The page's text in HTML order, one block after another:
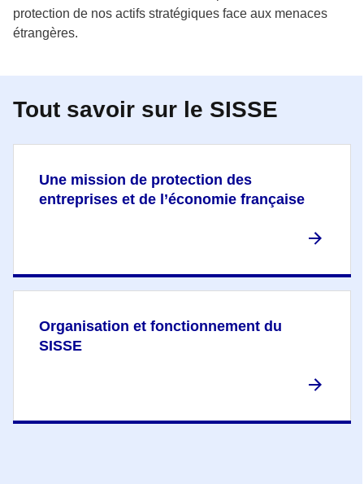
protection de nos actifs stratégiques face aux menaces
étrangères.
Tout savoir sur le SISSE
Une mission de protection des
entreprises et de l’économie française
Organisation et fonctionnement du
SISSE